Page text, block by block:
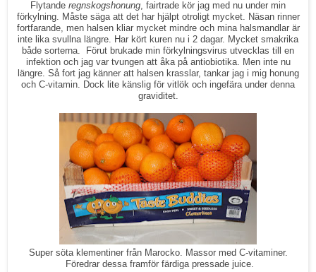
Flytande regnskogshonung, fairtrade kör jag med nu under min
förkylning. Måste säga att det har hjälpt otroligt mycket. Näsan rinner
fortfarande, men halsen kliar mycket mindre och mina halsmandlar är
inte lika svullna längre. Har kört kuren nu i 2 dagar. Mycket smakrika
både sorterna. Förut brukade min förkylningsvirus utvecklas till en
infektion och jag var tvungen att åka på antiobiotika. Men inte nu
längre. Så fort jag känner att halsen krasslar, tankar jag i mig honung
och C-vitamin. Dock lite känslig för vitlök och ingefära under denna
graviditet.
Super söta klementiner från Marocko. Massor med C-vitaminer.
Föredrar dessa framför färdiga pressade juice.